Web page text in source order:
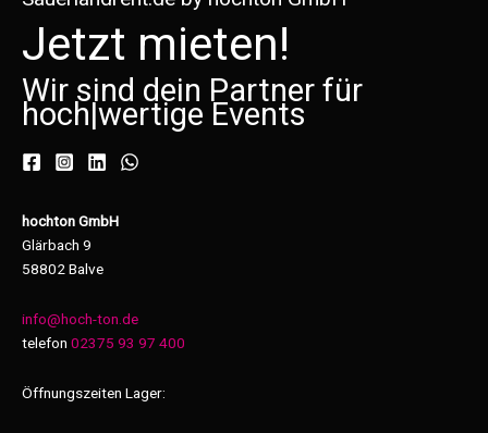
Jetzt mieten!
Wir sind dein Partner für
hoch|wertige Events
hochton GmbH
Glärbach 9
58802 Balve
info@hoch-ton.de
telefon 02375 93 97 400
Öffnungszeiten Lager: